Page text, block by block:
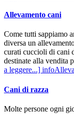
Allevamento cani
Come tutti sappiamo
diversa un
curati cuccioli di cani
destinate alla vendita
a leggere...]
Cani di razza
Molte persone ogni